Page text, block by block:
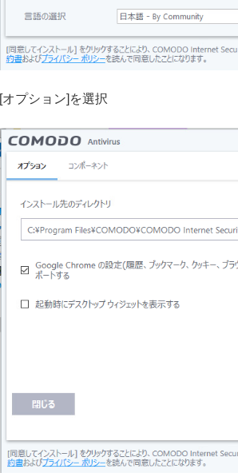
[オプション]を選択